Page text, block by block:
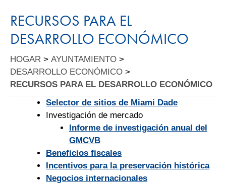
RECURSOS PARA EL
DESARROLLO ECONÓMICO
HOGAR > AYUNTAMIENTO >
DESARROLLO ECONÓMICO >
RECURSOS PARA EL DESARROLLO ECONÓMICO
Selector de sitios de Miami Dade
Investigación de mercado
Informe de investigación anual del
GMCVB
Beneficios fiscales
Incentivos para la preservación histórica
Negocios internacionales